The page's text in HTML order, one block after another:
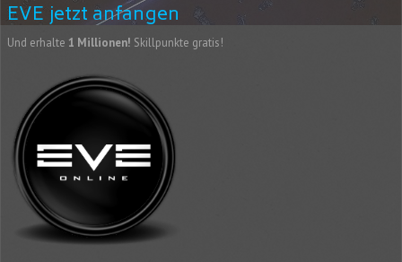
EVE jetzt anfangen
Und erhalte 1 Millionen! Skillpunkte gratis!